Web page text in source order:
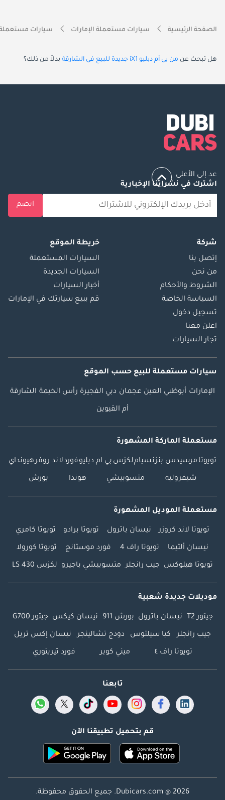
الصفحة الرئيسية سيارات مستعملة الإمارات سيارات مستعملة
هل تبحث عن من بي أم دبليو iX1 جديدة للبيع في الشارقة بدلاً من ذلك؟
عد إلى الأعلى
اشترك في نشراتنا الإخبارية
انضم
شركة
إتصل بنا
من نحن
الشروط والأحكام
السياسة الخاصة
تسجيل دخول
اعلن معنا
تجار السيارات
خريطة الموقع
السيارات المستعملة
السيارات الجديدة
أخبار السيارات
قم ببيع سيارتك في الإمارات
سيارات مستعملة للبيع حسب الموقع
الإمارات أبوظبي العين عجمان دبي الفجيرة رأس الخيمة الشارقة
أم القيوين
مستعملة الماركة المشهورة
تويوتا مرسيدس بنزنسياملكزس بي ام دبليوفوردلاند روفرهيونداي
شيفروليه متسوبيشي هوندا بورش
مستعملة الموديل المشهورة
تويوتا لاند كروزر نيسان باترول تويوتا برادو تويوتا كامري
نيسان ألتيما تويوتا راف 4 فورد موستانج تويوتا كورولا
تويوتا هيلوكس جيب رانجلر متسوبيشي باجيرو لكزس LS 430
موديلات جديدة شعبية
جيتور T2 نيسان باترول بورش 911 نيسان كيكس جيتور G700
جيب رانجلر كيا سيلتوس دودج تشالينجر نيسان إكس تريل
تويوتا راف ٤ ميني كوبر فورد تيريتوري
تابعنا
قم بتحميل تطبيقنا الآن
Dubicars.com @ 2026. جميع الحقوق محفوظة.